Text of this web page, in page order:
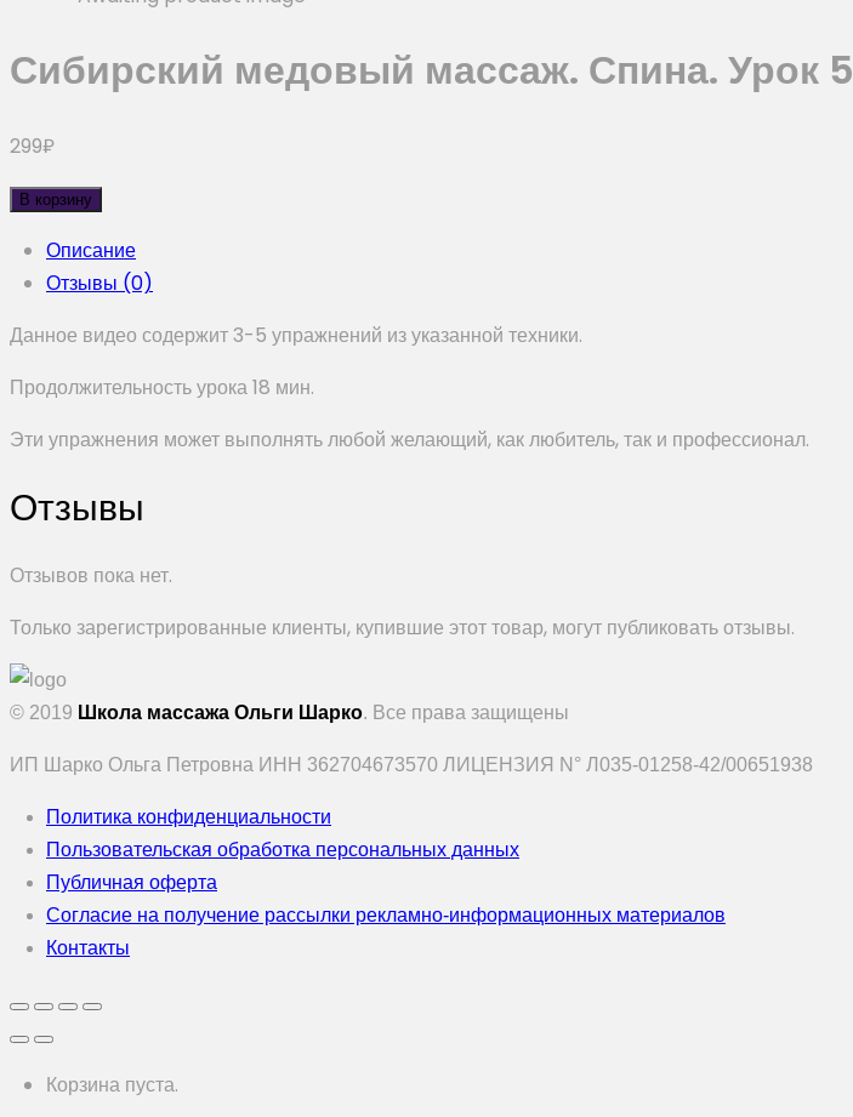
Сибирский медовый массаж. Спина. Урок 5
299₽
В корзину
Описание
Отзывы (0)
Данное видео содержит 3-5 упражнений из указанной техники.
Продолжительность урока 18 мин.
Эти упражнения может выполнять любой желающий, как любитель, так и профессионал.
Отзывы
Отзывов пока нет.
Только зарегистрированные клиенты, купившие этот товар, могут публиковать отзывы.
© 2019 Школа массажа Ольги Шарко. Все права защищены
ИП Шарко Ольга Петровна ИНН 362704673570 ЛИЦЕНЗИЯ N° Л035-01258-42/00651938
Политика конфиденциальности
Пользовательская обработка персональных данных
Публичная оферта
Согласие на получение рассылки рекламно-информационных материалов
Контакты
Корзина пуста.